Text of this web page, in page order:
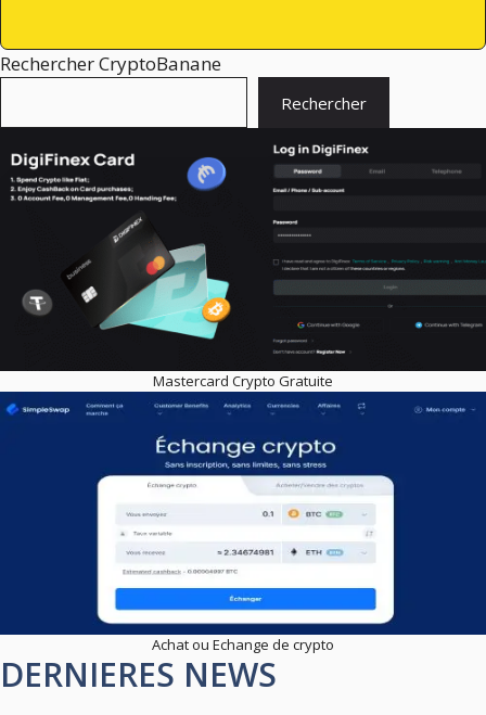
Rechercher CryptoBanane
Rechercher
Mastercard Crypto Gratuite
Achat ou Echange de crypto
DERNIERES NEWS